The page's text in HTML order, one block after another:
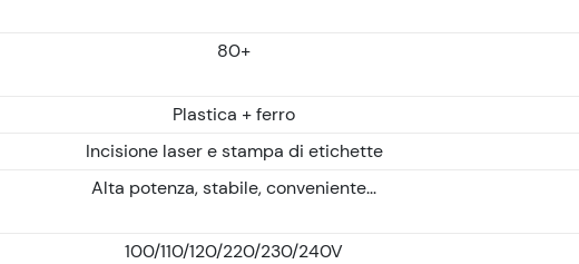
80+
Plastica + ferro
Incisione laser e stampa di etichette
Alta potenza, stabile, conveniente...
100/110/120/220/230/240V